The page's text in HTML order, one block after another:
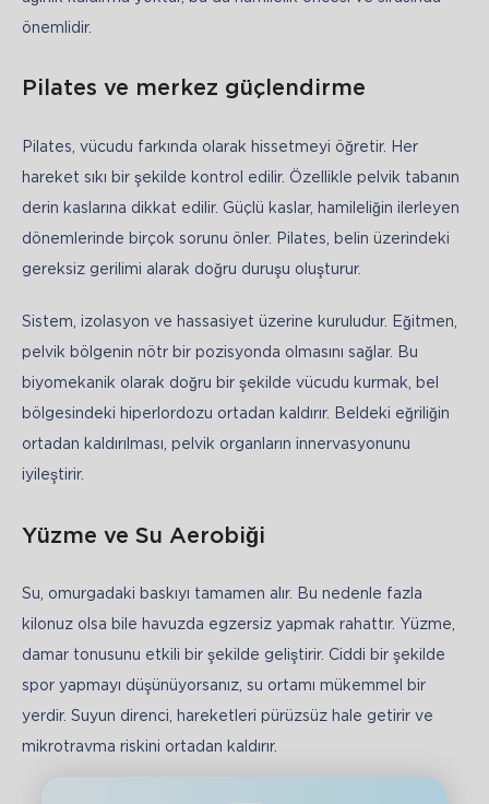
önemlidir.
Pilates ve merkez güçlendirme
Pilates, vücudu farkında olarak hissetmeyi öğretir. Her
hareket sıkı bir şekilde kontrol edilir. Özellikle pelvik tabanın
derin kaslarına dikkat edilir. Güçlü kaslar, hamileliğin ilerleyen
dönemlerinde birçok sorunu önler. Pilates, belin üzerindeki
gereksiz gerilimi alarak doğru duruşu oluşturur.
Sistem, izolasyon ve hassasiyet üzerine kuruludur. Eğitmen,
pelvik bölgenin nötr bir pozisyonda olmasını sağlar. Bu
biyomekanik olarak doğru bir şekilde vücudu kurmak, bel
bölgesindeki hiperlordozu ortadan kaldırır. Beldeki eğriliğin
ortadan kaldırılması, pelvik organların innervasyonunu
iyileştirir.
Yüzme ve Su Aerobiği
Su, omurgadaki baskıyı tamamen alır. Bu nedenle fazla
kilonuz olsa bile havuzda egzersiz yapmak rahattır. Yüzme,
damar tonusunu etkili bir şekilde geliştirir. Ciddi bir şekilde
spor yapmayı düşünüyorsanız, su ortamı mükemmel bir
yerdir. Suyun direnci, hareketleri pürüzsüz hale getirir ve
mikrotravma riskini ortadan kaldırır.